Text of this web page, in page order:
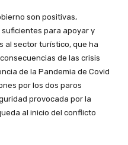
son positivas,
para apoyar y
al sector turístico, que ha
de las crisis
de la Pandemia de Covid
por los dos paros
provocada por la
al inicio del conflicto